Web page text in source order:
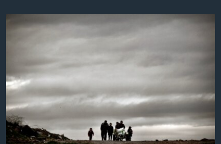
និង​
សម្ព័ន្ធ​
រំលង​
ចូល​
ទៅ​
កាន់​
ទូរទស្សន៍ / វីដេអូ​
Khmer English
បណ្តាញ​សង្គម